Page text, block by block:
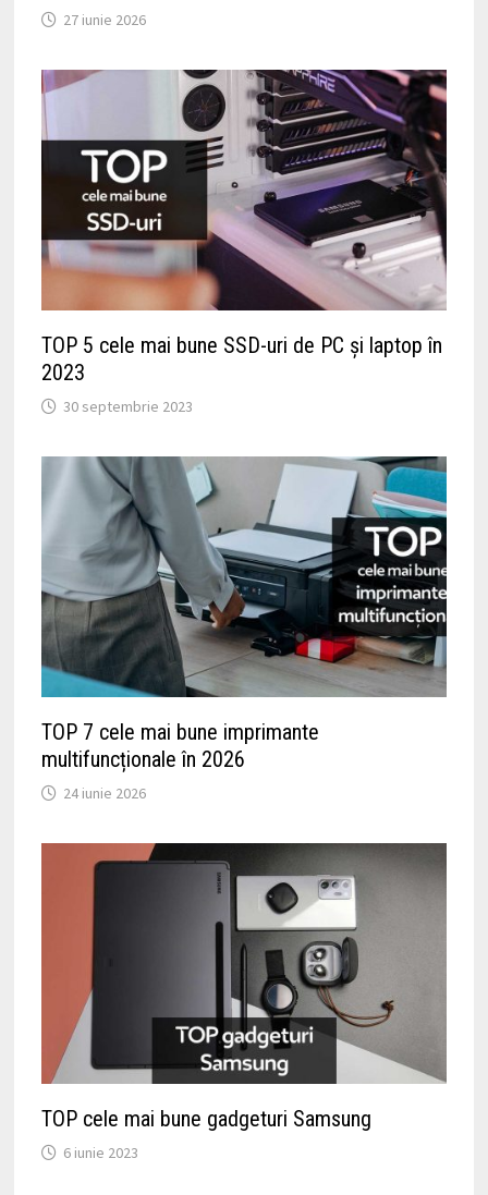
27 iunie 2026
TOP 5 cele mai bune SSD-uri de PC și laptop în
2023
30 septembrie 2023
TOP 7 cele mai bune imprimante
multifuncționale în 2026
24 iunie 2026
TOP cele mai bune gadgeturi Samsung
6 iunie 2023